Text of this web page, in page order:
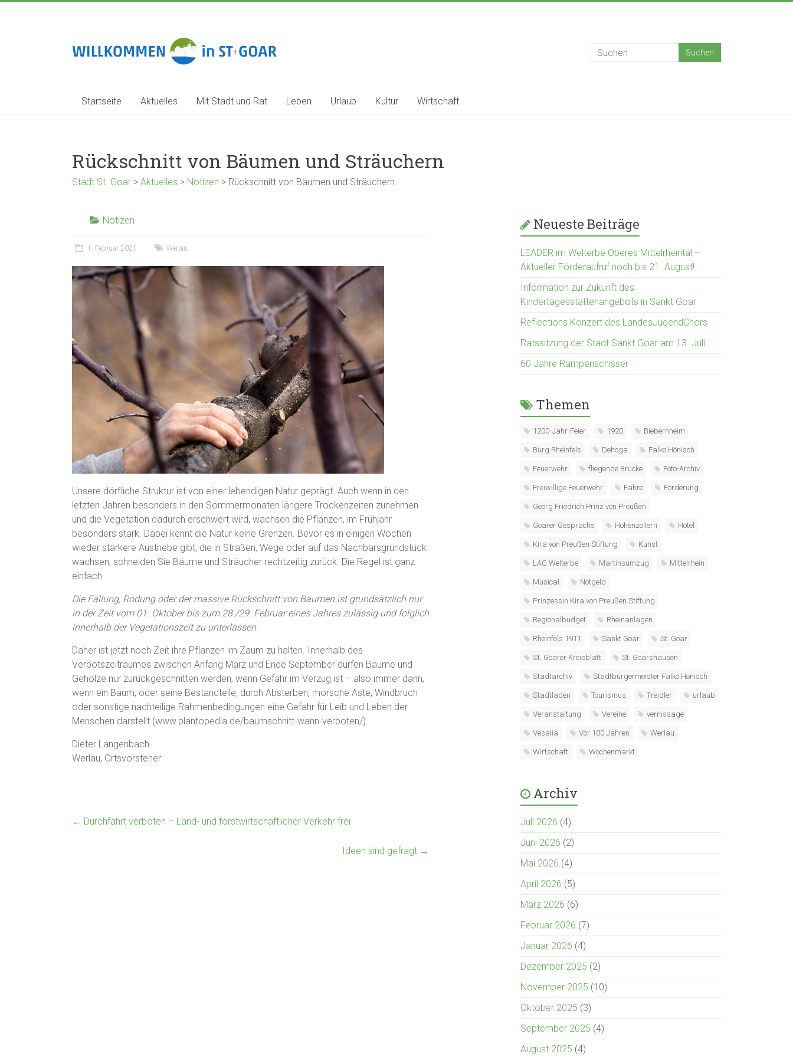
Stadt
Goar
Startseite Aktuelles Mit Stadt und Rat Leben Urlaub Kultur Wirtschaft
Rückschnitt von Bäumen und Sträuchern
Stadt St. Goar > Aktuelles > Notizen > Rückschnitt von Bäumen und Sträuchern
Notizen
1. Februar 2021 Werlau
Unsere dörfliche Struktur ist von einer lebendigen Natur geprägt. Auch wenn in den
letzten Jahren besonders in den Sommermonaten längere Trockenzeiten zunehmen
und die Vegetation dadurch erschwert wird, wachsen die Pflanzen, im Frühjahr
besonders stark. Dabei kennt die Natur keine Grenzen. Bevor es in einigen Wochen
wieder stärkere Austriebe gibt, die in Straßen, Wege oder auf das Nachbarsgrundstück
wachsen, schneiden Sie Bäume und Sträucher rechtzeitig zurück. Die Regel ist ganz
einfach:
Die Fällung, Rodung oder der massive Rückschnitt von Bäumen ist grundsätzlich nur
in der Zeit vom 01. Oktober bis zum 28./29. Februar eines Jahres zulässig und folglich
innerhalb der Vegetationszeit zu unterlassen.
Daher ist jetzt noch Zeit ihre Pflanzen im Zaum zu halten. Innerhalb des
Verbotszeitraumes zwischen Anfang März und Ende September dürfen Bäume und
Gehölze nur zurückgeschnitten werden, wenn Gefahr im Verzug ist – also immer dann,
wenn ein Baum, oder seine Bestandteile, durch Absterben, morsche Äste, Windbruch
oder sonstige nachteilige Rahmenbedingungen eine Gefahr für Leib und Leben der
Menschen darstellt (www.plantopedia.de/baumschnitt-wann-verboten/).
Dieter Langenbach
Werlau, Ortsvorsteher
← Durchfahrt verboten – Land- und forstwirtschaftlicher Verkehr frei
Ideen sind gefragt →
Neueste Beiträge
LEADER im Welterbe Oberes Mittelrheintal –
Aktueller Förderaufruf noch bis 21. August!
Information zur Zukunft des
Kindertagesstättenangebots in Sankt Goar
Reflections Konzert des LandesJugendChors
Ratssitzung der Stadt Sankt Goar am 13. Juli
60 Jahre Rampenschisser
Themen
1200-Jahr-Feier 1920 Biebernheim
Burg Rheinfels Dehoga Falko Hönisch
Feuerwehr fliegende Brücke Foto-Archiv
Freiwillige Feuerwehr Fähre Förderung
Georg Friedrich Prinz von Preußen
Goarer Gespräche Hohenzollern Hotel
Kira von Preußen Stiftung Kunst
LAG Welterbe Martinsumzug Mittelrhein
Musical Notgeld
Prinzessin Kira von Preußen Stiftung
Regionalbudget Rheinanlagen
Rheinfels 1911 Sankt Goar St. Goar
St. Goarer Kreisblatt St. Goarshausen
Stadtarchiv Stadtbürgermeister Falko Hönisch
Stadtladen Tourismus Treidler urlaub
Veranstaltung Vereine vernissage
Vesalia Vor 100 Jahren Werlau
Wirtschaft Wochenmarkt
Archiv
Juli 2026 (4)
Juni 2026 (2)
Mai 2026 (4)
April 2026 (5)
März 2026 (6)
Februar 2026 (7)
Januar 2026 (4)
Dezember 2025 (2)
November 2025 (10)
Oktober 2025 (3)
September 2025 (4)
August 2025 (4)